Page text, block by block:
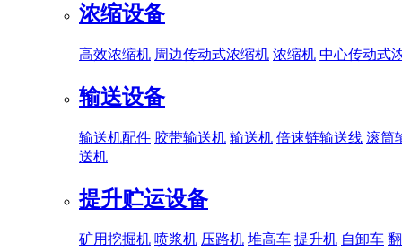
浓缩设备
高效浓缩机 周边传动式浓缩机 浓缩机 中心传动式
输送设备
输送机配件 胶带输送机 输送机 倍速链输送线 滚筒
送机
提升贮运设备
矿用挖掘机 喷浆机 压路机 堆高车 提升机 自卸车